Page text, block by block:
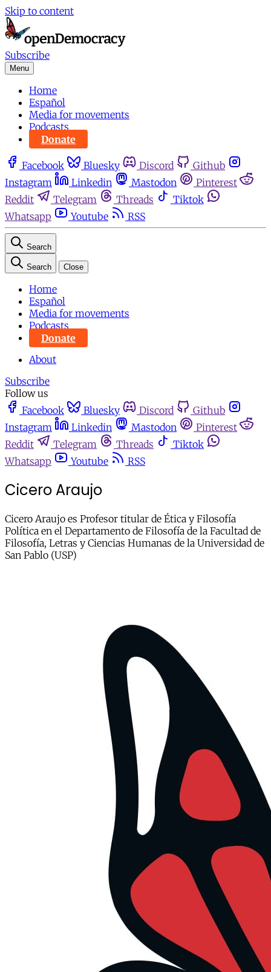
Skip to content
Subscribe
Menu
Home
Español
Media for movements
Podcasts
Donate
Facebook Bluesky Discord
Github
Instagram
Linkedin Mastodon
Pinterest
Reddit
Telegram Threads
Tiktok
Whatsapp
Youtube RSS
Search
Search Close
Home
Español
Media for movements
Podcasts
Donate
About
Subscribe
Follow us
Facebook
Bluesky Discord
Github
Instagram
Linkedin Mastodon
Pinterest
Reddit
Telegram Threads
Tiktok
Whatsapp
Youtube RSS
Cicero Araujo
Cicero Araujo es Profesor titular de Ética y Filosofía
Política en el Departamento de Filosofía de la Facultad de
Filosofía, Letras y Ciencias Humanas de la Universidad de
San Pablo (USP)